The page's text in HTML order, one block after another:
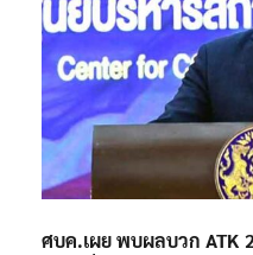
ศบค.เผย พบผลบวก ATK